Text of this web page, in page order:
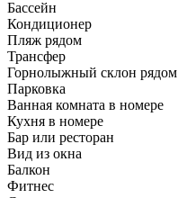
Бассейн
Кондиционер
Пляж рядом
Трансфер
Горнолыжный склон рядом
Парковка
Ванная комната в номере
Кухня в номере
Бар или ресторан
Вид из окна
Балкон
Фитнес